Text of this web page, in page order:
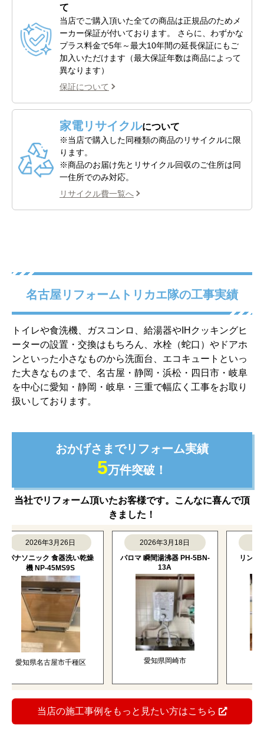
て
当店でご購入頂いた全ての商品は正規品のためメ
ーカー保証が付いております。 さらに、わずかな
プラス料金で5年～最大10年間の延長保証にもご
加入いただけます（最大保証年数は商品によって
異なります）
保証について
家電リサイクルについて
※当店で購入した同種類の商品のリサイクルに限
ります。
※商品のお届け先とリサイクル回収のご住所は同
一住所でのみ対応。
リサイクル費一覧へ
名古屋リフォームトリカエ隊の工事実績
トイレや食洗機、ガスコンロ、給湯器やIHクッキングヒ
ーターの設置・交換はもちろん、水栓（蛇口）やドアホ
ンといった小さなものから洗面台、エコキュートといっ
た大きなものまで、名古屋・静岡・浜松・四日市・岐阜
を中心に愛知・静岡・岐阜・三重で幅広く工事をお取り
扱いしております。
おかげさまでリフォーム実績
5万件突破！
当社でリフォーム頂いたお客様です。こんなに喜んで頂
きました！
2026年3月26日
ソニック 食器洗い乾燥
機 NP-45MS9S
知県名古屋市千種区
2026年3月18日
パロマ 瞬間湯沸器 PH-5BN-
愛知県岡崎市
リンナイ 食
当店の施工事例をもっと見たい方はこちら